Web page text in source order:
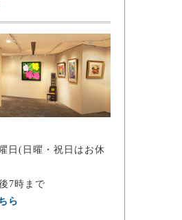
日(日曜・祝日はお休
7時まで
ら